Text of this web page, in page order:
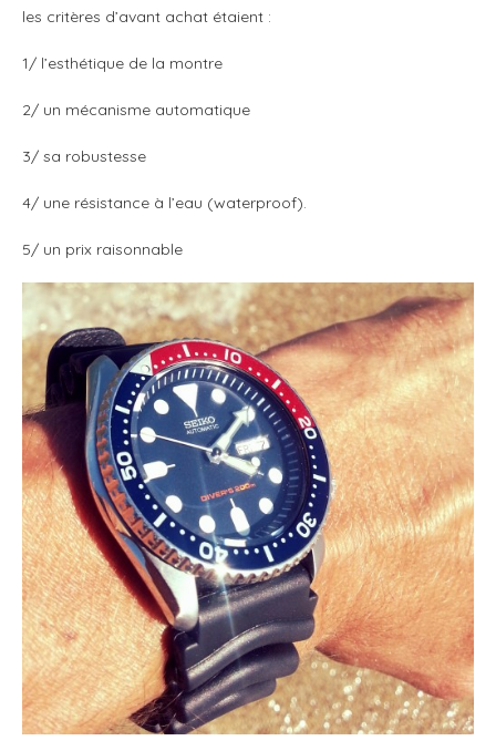
les critères d’avant achat étaient :
1/ l’esthétique de la montre
2/ un mécanisme automatique
3/ sa robustesse
4/ une résistance à l’eau (waterproof).
5/ un prix raisonnable